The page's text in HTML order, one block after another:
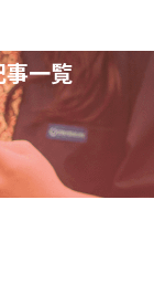
一覧